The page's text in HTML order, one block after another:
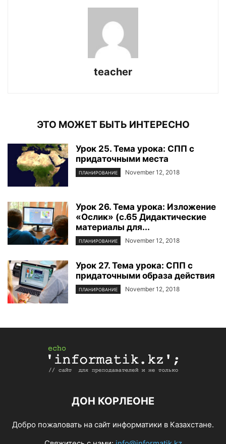
teacher
ЭТО МОЖЕТ БЫТЬ ИНТЕРЕСНО
Урок 25. Тема урока: СПП с
придаточными места
ПЛАНИРОВАНИЕ November 12, 2018
Урок 26. Тема урока: Изложение
«Ослик» (с.65 Дидактические
материалы для...
ПЛАНИРОВАНИЕ November 12, 2018
Урок 27. Тема урока: СПП с
придаточными образа действия
ПЛАНИРОВАНИЕ November 12, 2018
ДОН КОРЛЕОНЕ
Добро пожаловать на сайт информатики в Казахстане.